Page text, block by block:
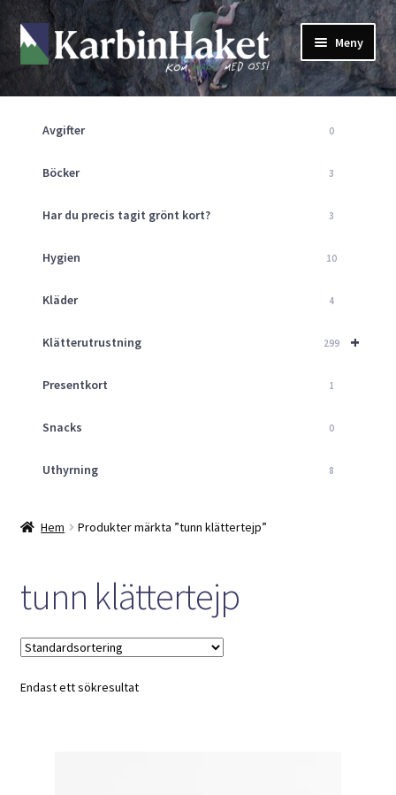
Hoppa
till
navigering
Hoppa
till
innehåll
Meny
Shop
Returpolicy
Mitt Konto
Kurser
Klätterväggen
Aktuellt
Avgifter 0
Böcker 3
Har du precis tagit grönt kort? 3
Hygien 10
Kläder 4
+
Klätterutrustning 299
Presentkort 1
Snacks 0
Uthyrning 8
Hem Produkter märkta ”tunn klättertejp”
tunn klättertejp
Endast ett sökresultat